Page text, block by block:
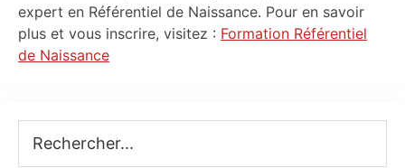
expert en Référentiel de Naissance. Pour en savoir
plus et vous inscrire, visitez : Formation Référentiel
de Naissance